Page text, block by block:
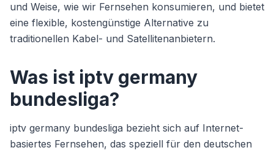
und Weise, wie wir Fernsehen konsumieren, und bietet
eine flexible, kostengünstige Alternative zu
traditionellen Kabel- und Satellitenanbietern.
Was ist iptv germany
bundesliga?
iptv germany bundesliga bezieht sich auf Internet-
basiertes Fernsehen, das speziell für den deutschen